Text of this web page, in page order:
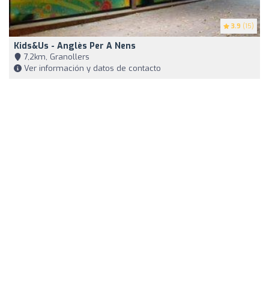
3.9 (15)
Kids&Us - Anglès Per A Nens
7,2km, Granollers
Ver información y datos de contacto